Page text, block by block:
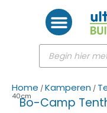
Home /Kamperen /
40cm
Bo-Camp